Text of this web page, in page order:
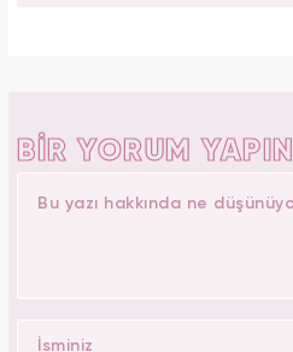
BİR YORUM YAPIN